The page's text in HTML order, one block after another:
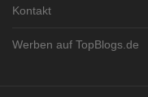
Kontakt
Werben auf TopBlogs.de